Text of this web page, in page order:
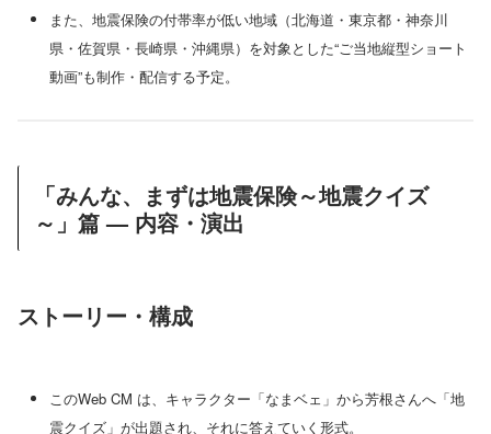
また、地震保険の付帯率が低い地域（北海道・東京都・神奈川
県・佐賀県・長崎県・沖縄県）を対象とした“ご当地縦型ショート
動画”も制作・配信する予定。
「みんな、まずは地震保険～地震クイズ
～」篇 — 内容・演出
ストーリー・構成
このWeb CM は、キャラクター「なまベェ」から芳根さんへ「地
震クイズ」が出題され、それに答えていく形式。